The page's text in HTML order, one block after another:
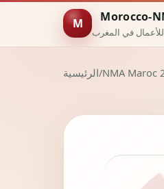
M Morocco-
في المغرب
الرئيسية/NMA Maroc